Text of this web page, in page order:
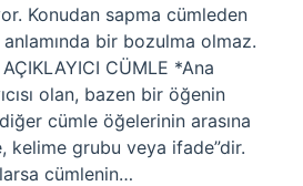
Konudan sapma cümleden
anlamında bir bozulma olmaz.
CÜMLE *Ana
olan, bazen bir öğenin
cümle öğelerinin arasına
kelime grubu veya ifade”dir.
cümlenin…